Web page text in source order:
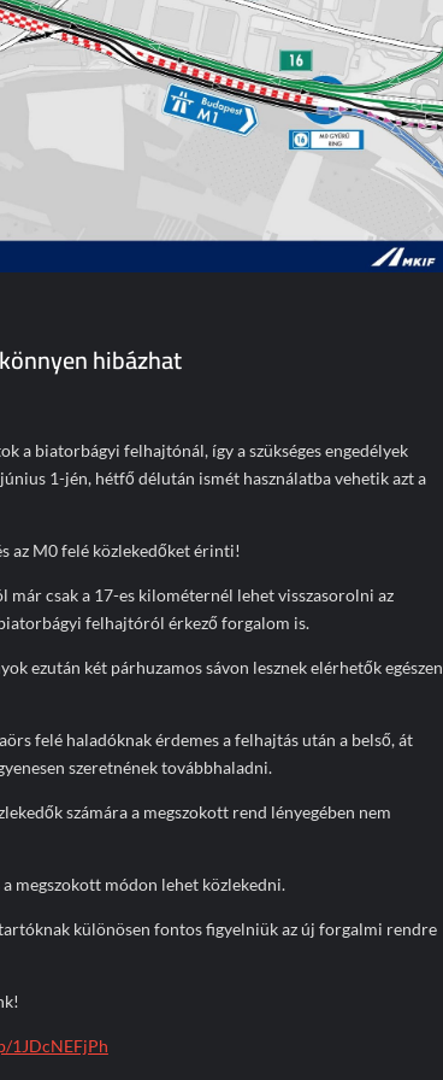
hibázhat
a biatorbágyi felhajtónál, így a szükséges engedélyek
1-jén, hétfő délután ismét használatba vehetik azt a
az M0 felé közlekedőket érinti!
már csak a 17-es kilométernél lehet visszasorolni az
felhajtóról érkező forgalom is.
ezután két párhuzamos sávon lesznek elérhetők egészen
felé haladóknak érdemes a felhajtás után a belső, át
szeretnének továbbhaladni.
számára a megszokott rend lényegében nem
megszokott módon lehet közlekedni.
különösen fontos figyelniük az új forgalmi rendre
1JDcNEFjPh